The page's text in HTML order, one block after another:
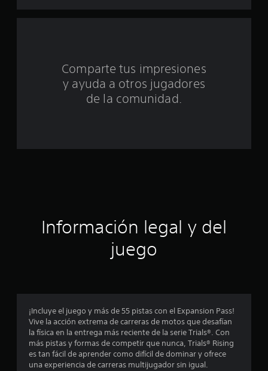
u
i
o
e
s
Comparte tus impresiones
y ayuda a otros jugadores
de la comunidad.
Información legal y del
juego
¡Incluye el juego y más de 55 pistas con el Expansion Pass!
Vive la acción extrema de carreras de motos que desafían
la física en la entrega más reciente de la serie Trials®. Con
más pistas y formas de competir que nunca, Trials® Rising
es tan fácil de aprender como difícil de dominar y ofrece
una experiencia de carreras multijugador sin igual.